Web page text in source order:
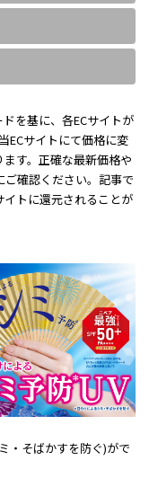
を基に、各ECサイトが
ECサイトにて価格に変
す。正確な最新価格や
確認ください。記事で
トに還元されることが
・そばかすを防ぐ)がで